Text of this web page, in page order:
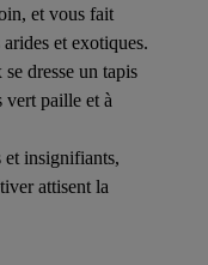
et vous fait
et exotiques.
dresse un tapis
vert paille et à
et insignifiants,
attisent la